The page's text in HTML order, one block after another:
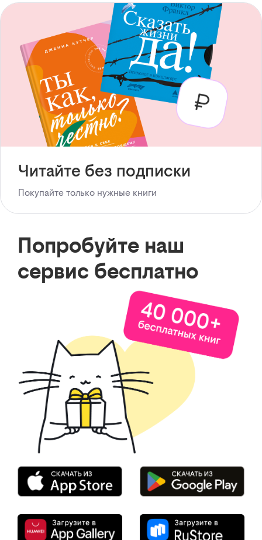
Читайте без подписки
Покупайте только нужные книги
Попробуйте наш
сервис бесплатно